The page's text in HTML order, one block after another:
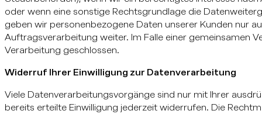
oder wenn eine sonstige Rechtsgrundlage die
geben wir personenbezogene Daten unserer Kunden nur
Auftragsverarbeitung weiter. Im Falle einer gemeinsamen
Verarbeitung geschlossen.
Widerruf Ihrer Einwilligung zur Datenverarbeitung
Viele Datenverarbeitungsvorgänge sind nur mit Ihrer
bereits erteilte Einwilligung jederzeit widerrufen. Die